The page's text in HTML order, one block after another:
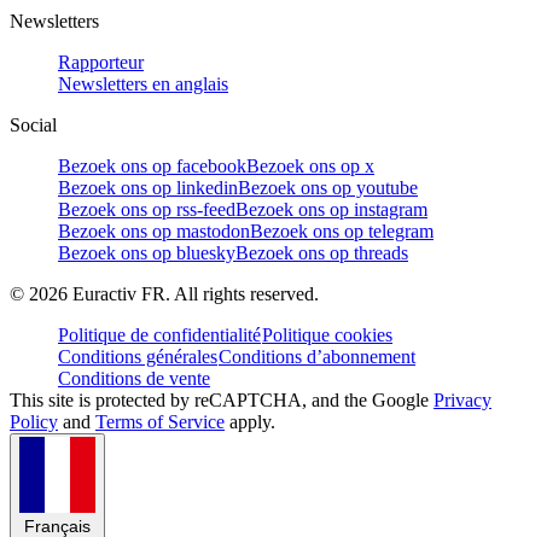
Newsletters
Rapporteur
Newsletters en anglais
Social
Bezoek ons op facebookBezoek ons op x
Bezoek ons op linkedinBezoek ons op youtube
Bezoek ons op rss-feedBezoek ons op instagram
Bezoek ons op mastodonBezoek ons op telegram
Bezoek ons op blueskyBezoek ons op threads
© 2026 Euractiv FR. All rights reserved.
Politique de confidentialitéPolitique cookies
Conditions généralesConditions d’abonnement
Conditions de vente
This site is protected by reCAPTCHA, and the Google Privacy
Policy and Terms of Service apply.
Français